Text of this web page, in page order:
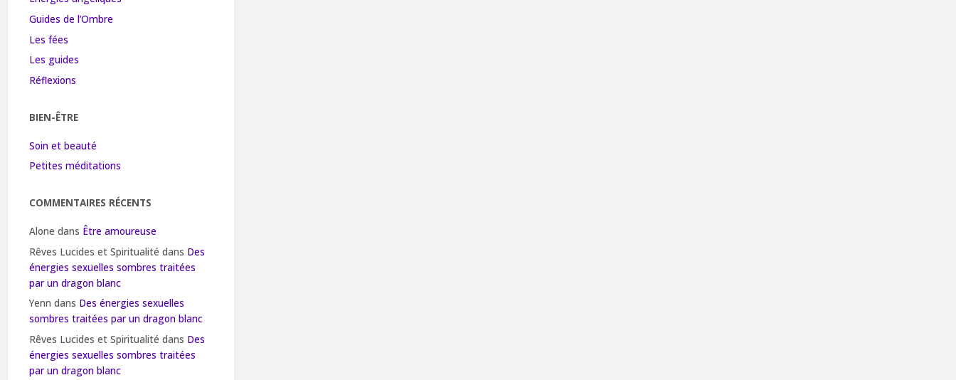
Guides de l’Ombre
Les fées
Les guides
Réflexions
BIEN-ÊTRE
Soin et beauté
Petites méditations
COMMENTAIRES RÉCENTS
Alone dans Être amoureuse
Rêves Lucides et Spiritualité dans Des
énergies sexuelles sombres traitées
par un dragon blanc
Yenn dans Des énergies sexuelles
sombres traitées par un dragon blanc
Rêves Lucides et Spiritualité dans Des
énergies sexuelles sombres traitées
par un dragon blanc